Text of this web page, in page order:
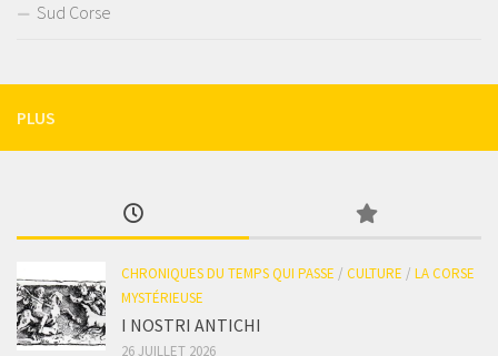
Sud Corse
PLUS
CHRONIQUES DU TEMPS QUI PASSE / CULTURE / LA CORSE
MYSTÉRIEUSE
I NOSTRI ANTICHI
26 JUILLET 2026